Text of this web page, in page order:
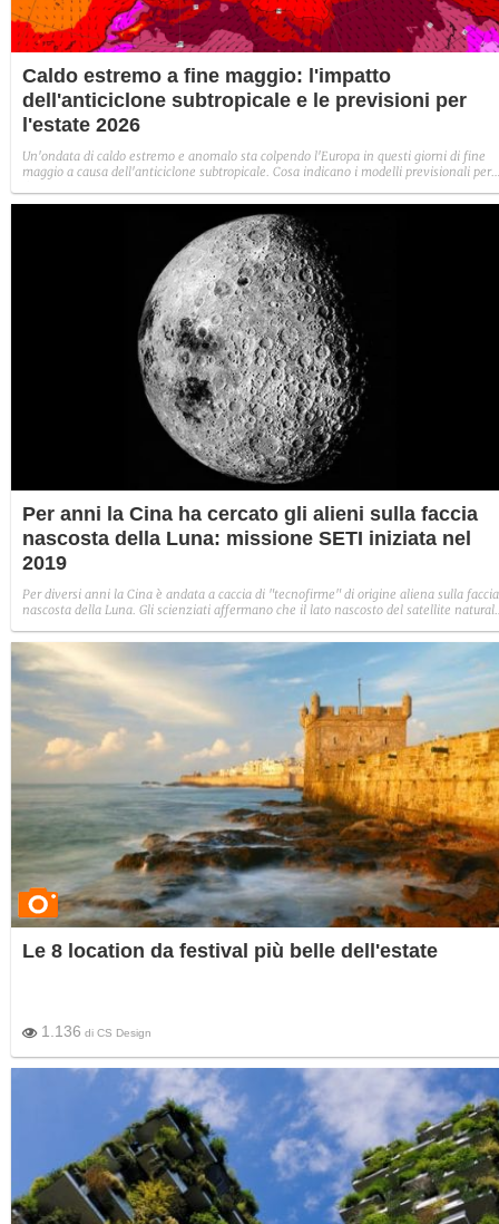
Caldo estremo a fine maggio: l'impatto
dell'anticiclone subtropicale e le previsioni per
l'estate 2026
Un'ondata di caldo estremo e anomalo sta colpendo l'Europa in questi giorni di fine
maggio a causa dell'anticiclone subtropicale. Cosa indicano i modelli previsionali per
Per anni la Cina ha cercato gli alieni sulla faccia
nascosta della Luna: missione SETI iniziata nel
2019
Per diversi anni la Cina è andata a caccia di "tecnofirme" di origine aliena sulla faccia
nascosta della Luna. Gli scienziati affermano che il lato nascosto del satellite
extraterrestre. La missione iniziata nel 2019.
Le 8 location da festival più belle dell'estate
1.136 di CS Design